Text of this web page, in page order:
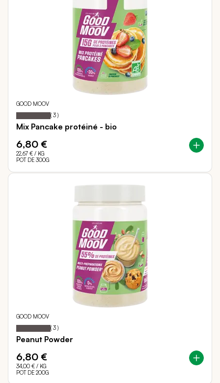
GOOD MOOV
Notation: 100
% of
( 3 )
Mix Pancake protéiné - bio
6,80 €
22,67 € / KG
POT DE 300G
GOOD MOOV
Notation: 100
% of
( 3 )
Peanut Powder
6,80 €
34,00 € / KG
POT DE 200G